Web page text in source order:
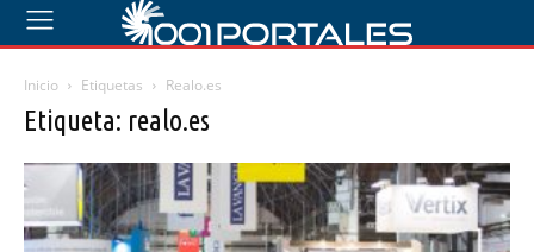
Inicio Etiquetas Realo.es
Etiqueta: realo.es